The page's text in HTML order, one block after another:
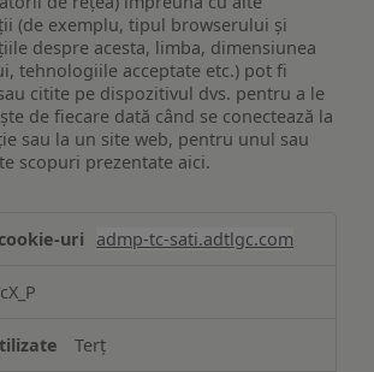
(de exemplu, tipul browserului și
despre acesta, limba, dimensiunea
tehnologiile acceptate etc.) pot fi
citite pe dispozitivul dvs. pentru a le
de fiecare dată când se conectează la
sau la un site web, pentru unul sau
scopuri prezentate aici.
admp-tc-sati.adtlgc.com
cX_P
Terț